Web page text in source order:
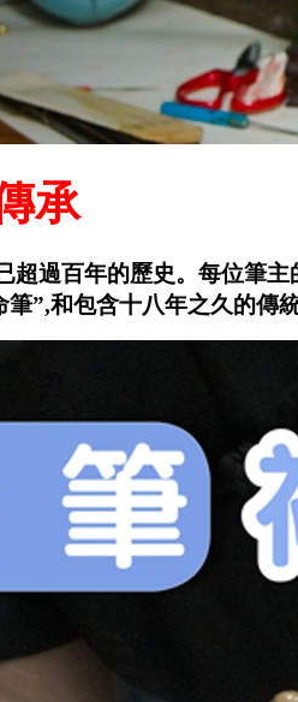
承
過百年的歷史。每位筆
”,和包含十八年之久的傳